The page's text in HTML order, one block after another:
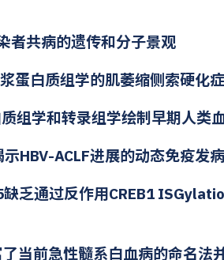
者共病的遗传和分子景观
蛋白质组学的肌萎缩侧索硬化
组学和转录组学绘制早期人类
HBV-ACLF进展的动态免疫发
乏通过反作用CREB1
当前急性髓系白血病的命名法